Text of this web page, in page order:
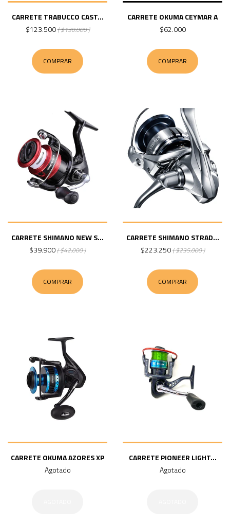
CARRETE TRABUCCO CAST...
$123.500( $130.000 )
COMPRAR
CARRETE OKUMA CEYMAR A
$62.000
COMPRAR
CARRETE SHIMANO NEW S...
$39.900( $42.000 )
COMPRAR
CARRETE SHIMANO STRAD...
$223.250( $235.000 )
COMPRAR
CARRETE OKUMA AZORES XP
Agotado
CARRETE PIONEER LIGHT...
Agotado